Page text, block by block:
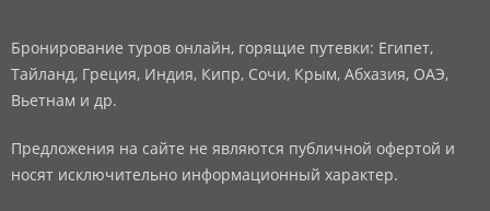
Бронирование туров онлайн, горящие путевки: Египет,
Тайланд, Греция, Индия, Кипр, Сочи, Крым, Абхазия, ОАЭ,
Вьетнам и др.
Предложения на сайте не являются публичной офертой и
носят исключительно информационный характер.